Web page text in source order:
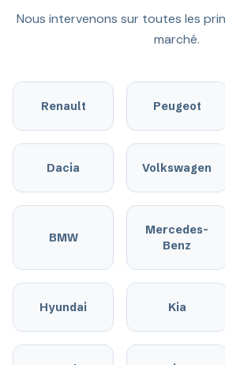
Nous intervenons sur toutes les
marché.
Renault Peugeot
Dacia Volkswagen
BMW
Mercedes-
Benz
Hyundai Kia